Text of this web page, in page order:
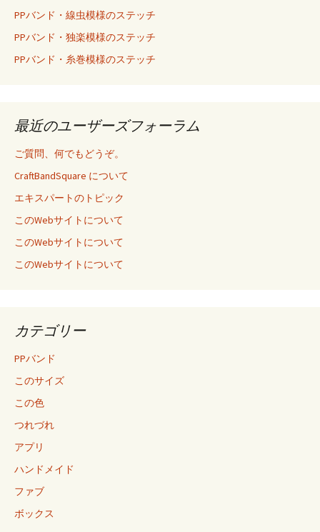
PPバンド・線虫模様のステッチ
PPバンド・独楽模様のステッチ
PPバンド・糸巻模様のステッチ
最近のユーザーズフォーラム
ご質問、何でもどうぞ。
CraftBandSquare について
エキスパートのトピック
このWebサイトについて
このWebサイトについて
このWebサイトについて
カテゴリー
PPバンド
このサイズ
この色
つれづれ
アプリ
ハンドメイド
ファブ
ボックス